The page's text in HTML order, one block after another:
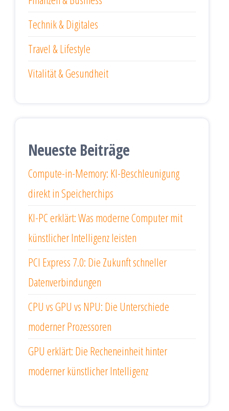
Technik & Digitales
Travel & Lifestyle
Vitalität & Gesundheit
Neueste Beiträge
Compute-in-Memory: KI-Beschleunigung
direkt in Speicherchips
KI-PC erklärt: Was moderne Computer mit
künstlicher Intelligenz leisten
PCI Express 7.0: Die Zukunft schneller
Datenverbindungen
CPU vs GPU vs NPU: Die Unterschiede
moderner Prozessoren
GPU erklärt: Die Recheneinheit hinter
moderner künstlicher Intelligenz